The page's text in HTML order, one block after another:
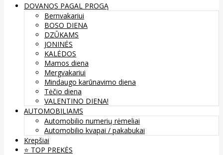
DOVANOS PAGAL PROGĄ
Bernvakariui
BOSO DIENA
DZŪKAMS
JONINĖS
KALĖDOS
Mamos diena
Mergvakariui
Mindaugo karūnavimo diena
Tėčio diena
VALENTINO DIENA!
AUTOMOBILIAMS
Automobilio numerių rėmeliai
Automobilio kvapai / pakabukai
Krepšiai
⭐️ TOP PREKĖS